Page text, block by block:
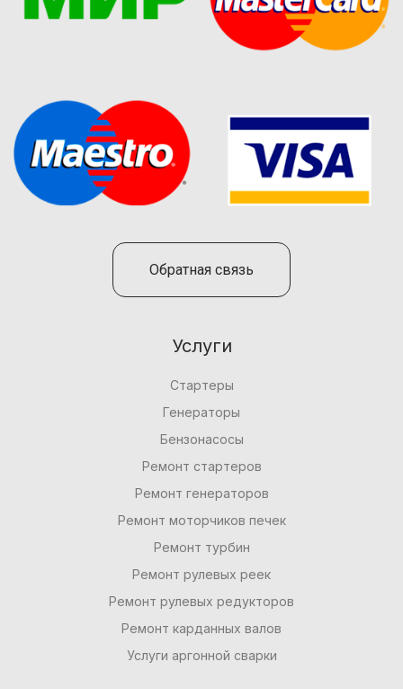
Обратная связь
Услуги
Стартеры
Генераторы
Бензонасосы
Ремонт стартеров
Ремонт генераторов
Ремонт моторчиков печек
Ремонт турбин
Ремонт рулевых реек
Ремонт рулевых редукторов
Ремонт карданных валов
Услуги аргонной сварки